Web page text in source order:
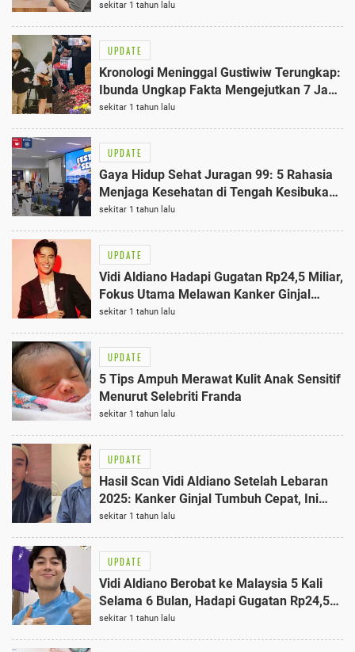
sekitar 1 tahun lalu
UPDATE
Kronologi Meninggal Gustiwiw Terungkap:
Ibunda Ungkap Fakta Mengejutkan 7 Jam
Setelah Kejadian
sekitar 1 tahun lalu
UPDATE
Gaya Hidup Sehat Juragan 99: 5 Rahasia
Menjaga Kesehatan di Tengah Kesibukan
Bisnis
sekitar 1 tahun lalu
UPDATE
Vidi Aldiano Hadapi Gugatan Rp24,5 Miliar,
Fokus Utama Melawan Kanker Ginjal
Terbaik
sekitar 1 tahun lalu
UPDATE
5 Tips Ampuh Merawat Kulit Anak Sensitif
Menurut Selebriti Franda
sekitar 1 tahun lalu
UPDATE
Hasil Scan Vidi Aldiano Setelah Lebaran
2025: Kanker Ginjal Tumbuh Cepat, Ini
Pengakuannya
sekitar 1 tahun lalu
UPDATE
Vidi Aldiano Berobat ke Malaysia 5 Kali
Selama 6 Bulan, Hadapi Gugatan Rp24,5
Miliar dengan Tenang
sekitar 1 tahun lalu